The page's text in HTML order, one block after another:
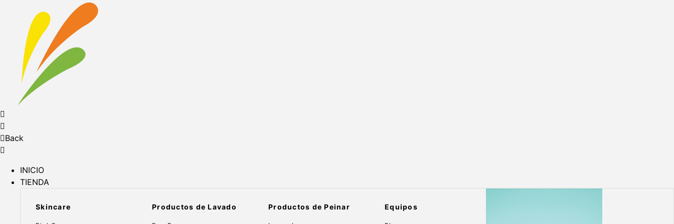
Back
INICIO
TIENDA
Skincare Productos de Lavado Productos de Peinar Equipos